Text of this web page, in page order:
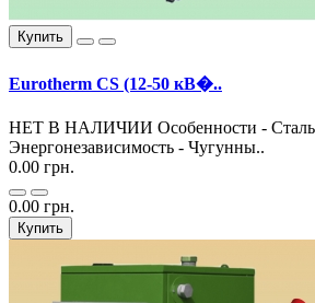
Купить
Eurotherm CS (12-50 кВ�..
НЕТ В НАЛИЧИИ Особенности -
Энергонезависимость - Чугунны..
0.00 грн.
0.00 грн.
Купить